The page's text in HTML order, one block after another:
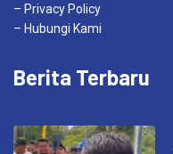
– Privacy Policy
– Hubungi Kami
Berita Terbaru